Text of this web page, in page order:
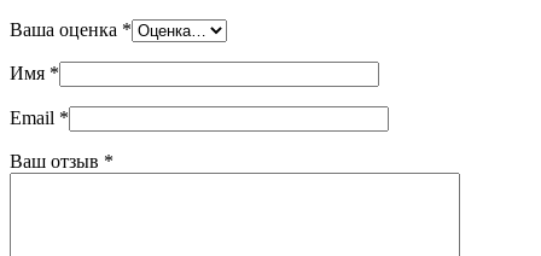
Ваша оценка *
Имя *
Email *
Ваш отзыв *